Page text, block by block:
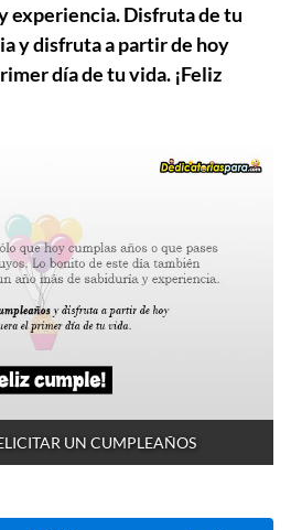
experiencia. Disfruta de tu
y disfruta a partir de hoy
día de tu vida. ¡Feliz
UN CUMPLEAÑOS